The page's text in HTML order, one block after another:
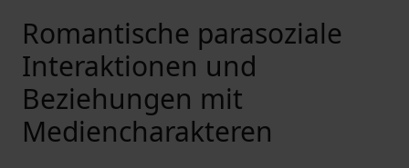
Romantische parasoziale
Interaktionen und
Beziehungen mit
Mediencharakteren